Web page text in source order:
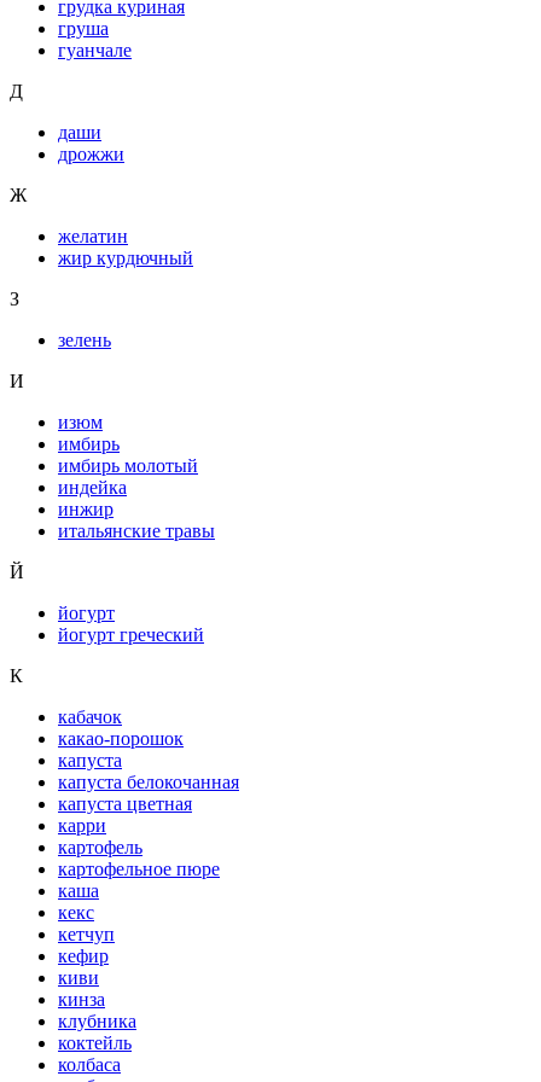
грудка куриная
груша
гуанчале
Д
даши
дрожжи
Ж
желатин
жир курдючный
З
зелень
И
изюм
имбирь
имбирь молотый
индейка
инжир
итальянские травы
Й
йогурт
йогурт греческий
К
кабачок
какао-порошок
капуста
капуста белокочанная
капуста цветная
карри
картофель
картофельное пюре
каша
кекс
кетчуп
кефир
киви
кинза
клубника
коктейль
колбаса